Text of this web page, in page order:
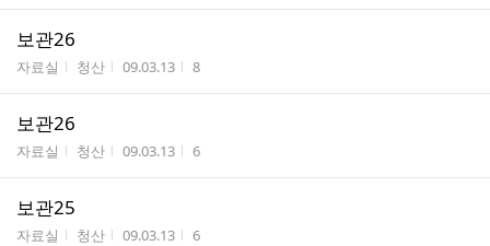
보관26
게시판명
자료실 작성자
청산 작성시간
09.03.13 조회수
8
보관26
게시판명
자료실 작성자
청산 작성시간
09.03.13 조회수
6
보관25
게시판명
자료실 작성자
청산 작성시간
09.03.13 조회수
6